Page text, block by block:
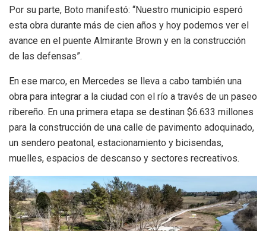
Por su parte, Boto manifestó: “Nuestro municipio esperó
esta obra durante más de cien años y hoy podemos ver el
avance en el puente Almirante Brown y en la construcción
de las defensas”.
En ese marco, en Mercedes se lleva a cabo también una
obra para integrar a la ciudad con el río a través de un paseo
ribereño. En una primera etapa se destinan $6.633 millones
para la construcción de una calle de pavimento adoquinado,
un sendero peatonal, estacionamiento y bicisendas,
muelles, espacios de descanso y sectores recreativos.